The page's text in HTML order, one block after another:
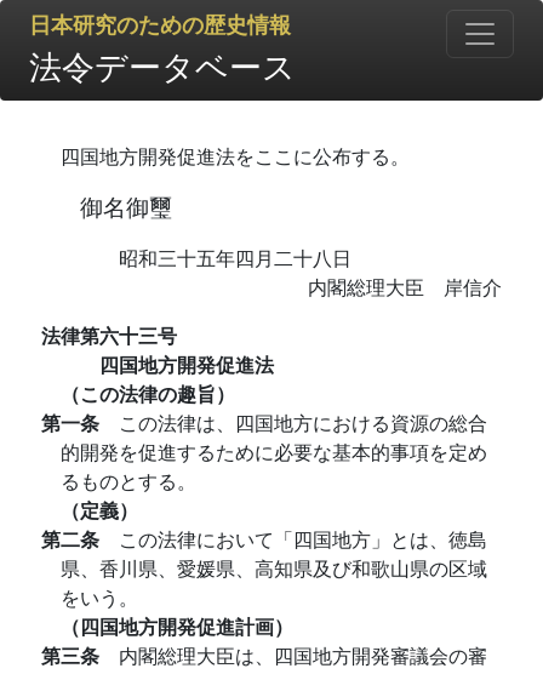
日本研究のための歴史情報
法令データベース
四国地方開発促進法をここに公布する。
御名御璽
昭和三十五年四月二十八日
内閣総理大臣 岸信介
法律第六十三号
四国地方開発促進法
（この法律の趣旨）
第一条 この法律は、四国地方における資源の総合
的開発を促進するために必要な基本的事項を定め
るものとする。
（定義）
第二条 この法律において「四国地方」とは、徳島
県、香川県、愛媛県、高知県及び和歌山県の区域
をいう。
（四国地方開発促進計画）
第三条 内閣総理大臣は、四国地方開発審議会の審